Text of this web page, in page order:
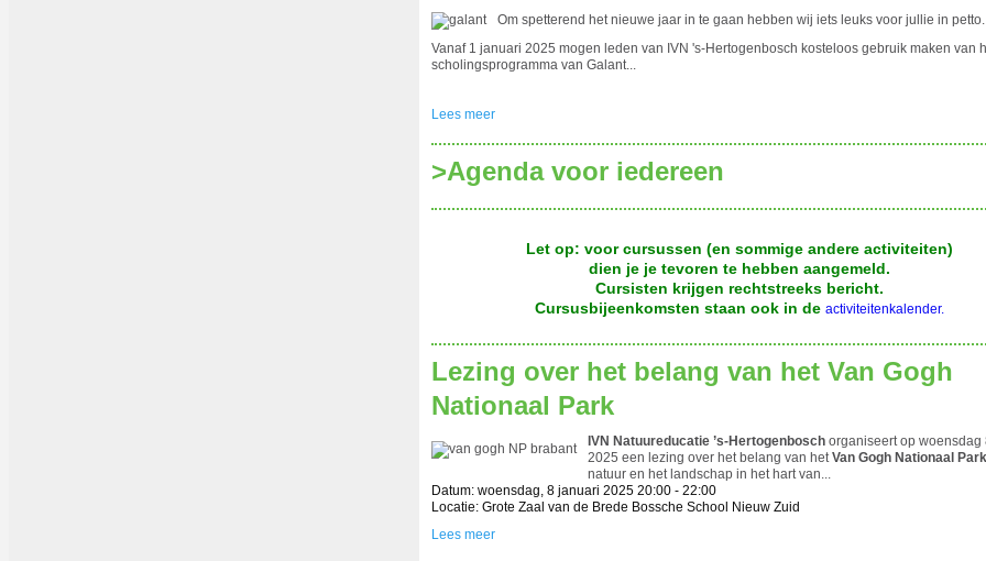
Om spetterend het nieuwe jaar in te gaan hebben wij iets leuks voor jullie in petto.
Vanaf 1 januari 2025 mogen leden van IVN 's-Hertogenbosch kosteloos gebruik maken van
scholingsprogramma van Galant...
Lees meer
>‍Agenda voor iedereen
Let op: voor cursussen (en sommige andere activiteiten)
dien je je tevoren te hebben aangemeld.
Cursisten krijgen rechtstreeks bericht.
Cursusbijeenkomsten staan ook in de activiteitenkalender.
Lezing over het belang van het Van Gogh
Nationaal Park
IVN Natuureducatie ’s-Hertogenbosch organiseert op woensdag
2025 een lezing over het belang van hetVan Gogh Nationaal Park
natuur en het landschap in het hart van...
Datum: woensdag, 8 januari 2025 20:00 - 22:00
Locatie: Grote Zaal van de Brede Bossche School Nieuw Zuid
Lees meer